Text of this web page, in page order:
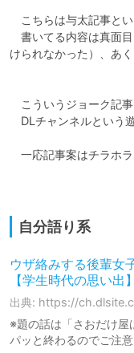
こちらは与太記事とい
書いてる内容は真面
けられなかった）、あ
こういうジョーク記事
DLチャンネルという
一応記事案はチラホラ
自分語り系
ウザ絡みする後輩女
【学生時代の思い出】
出典: https://
※題の話は「さおだけ屋
パッと終わるのでご注